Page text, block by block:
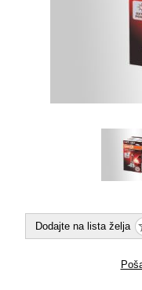
Dodajte na lista želja